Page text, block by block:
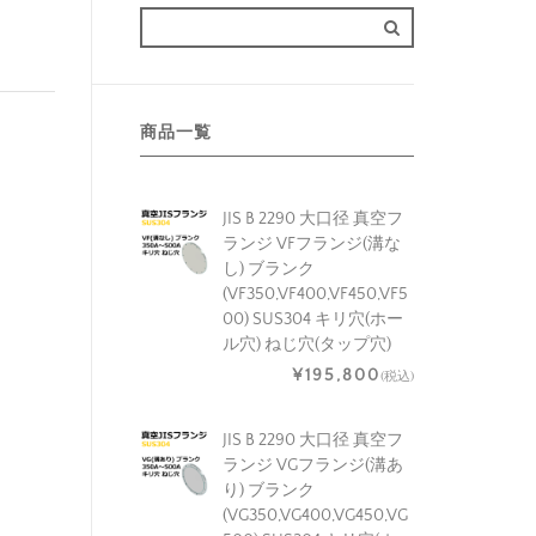
商品一覧
JIS B 2290 大口径 真空フ
ランジ VFフランジ(溝な
し) ブランク
(VF350,VF400,VF450,VF5
00) SUS304 キリ穴(ホー
ル穴) ねじ穴(タップ穴)
¥195,800(税込)
JIS B 2290 大口径 真空フ
ランジ VGフランジ(溝あ
り) ブランク
(VG350,VG400,VG450,VG